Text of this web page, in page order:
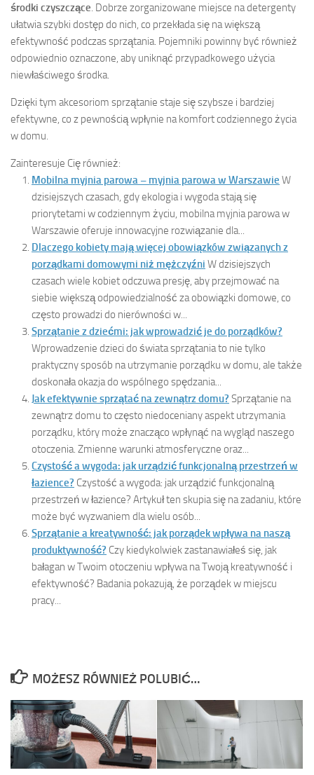
środki czyszczące. Dobrze zorganizowane miejsce na detergenty
ułatwia szybki dostęp do nich, co przekłada się na większą
efektywność podczas sprzątania. Pojemniki powinny być również
odpowiednio oznaczone, aby uniknąć przypadkowego użycia
niewłaściwego środka.
Dzięki tym akcesoriom sprzątanie staje się szybsze i bardziej
efektywne, co z pewnością wpłynie na komfort codziennego życia
w domu.
Zainteresuje Cię również:
Mobilna myjnia parowa – myjnia parowa w Warszawie W
dzisiejszych czasach, gdy ekologia i wygoda stają się
priorytetami w codziennym życiu, mobilna myjnia parowa w
Warszawie oferuje innowacyjne rozwiązanie dla...
Dlaczego kobiety mają więcej obowiązków związanych z
porządkami domowymi niż mężczyźni W dzisiejszych
czasach wiele kobiet odczuwa presję, aby przejmować na
siebie większą odpowiedzialność za obowiązki domowe, co
często prowadzi do nierówności w...
Sprzątanie z dziećmi: jak wprowadzić je do porządków?
Wprowadzenie dzieci do świata sprzątania to nie tylko
praktyczny sposób na utrzymanie porządku w domu, ale także
doskonała okazja do wspólnego spędzania...
Jak efektywnie sprzątać na zewnątrz domu? Sprzątanie na
zewnątrz domu to często niedoceniany aspekt utrzymania
porządku, który może znacząco wpłynąć na wygląd naszego
otoczenia. Zmienne warunki atmosferyczne oraz...
Czystość a wygoda: jak urządzić funkcjonalną przestrzeń w
łazience? Czystość a wygoda: jak urządzić funkcjonalną
przestrzeń w łazience? Artykuł ten skupia się na zadaniu, które
może być wyzwaniem dla wielu osób...
Sprzątanie a kreatywność: jak porządek wpływa na naszą
produktywność? Czy kiedykolwiek zastanawiałeś się, jak
bałagan w Twoim otoczeniu wpływa na Twoją kreatywność i
efektywność? Badania pokazują, że porządek w miejscu
pracy...
MOŻESZ RÓWNIEŻ POLUBIĆ…